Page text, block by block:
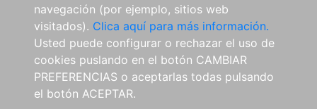
navegación (por ejemplo, sitios web
visitados). Clica aquí para más información.
Usted puede configurar o rechazar el uso de
cookies puslando en el botón CAMBIAR
PREFERENCIAS o aceptarlas todas pulsando
el botón ACEPTAR.